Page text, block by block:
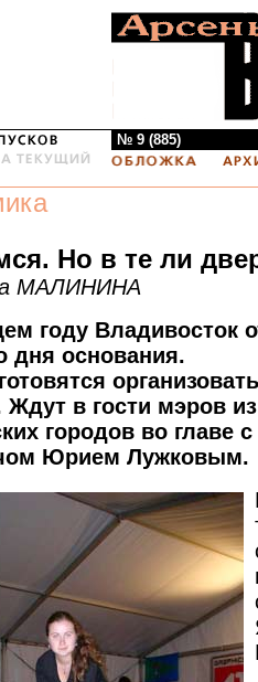
№ 9 (885)
Но в те ли
МАЛИНИНА
году Владивосток
дня основания.
в гости мэров
городов во главе
Юрием Лужковым.